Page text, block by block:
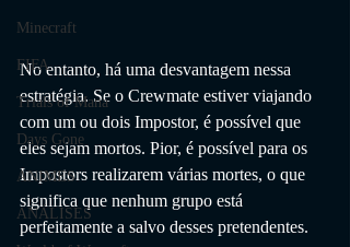
Minecraft
FIFA
Trials of Mana
Days Gone
ANIMES
ANÁLISES
No entanto, há uma desvantagem nessa
estratégia. Se o Crewmate estiver viajando
com um ou dois Impostor, é possível que
eles sejam mortos. Pior, é possível para os
Impostors realizarem várias mortes, o que
significa que nenhum grupo está
perfeitamente a salvo desses pretendentes.